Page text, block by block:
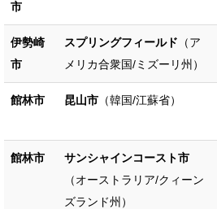
市
伊勢崎
市
スプリングフィールド （ア
メリカ合衆国/ミズーリ州）
館林市 昆山市 （韓国/江蘇省）
館林市
サンシャインコースト市
（オーストラリア/クィーン
ズランド州）